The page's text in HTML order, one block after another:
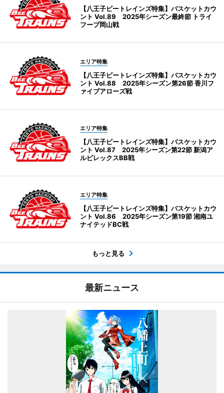
【八王子ビートレインズ特集】バスケットカウ
ント Vol.89 2025年シーズン最終節 トライ
フープ岡山戦
エリア特集
【八王子ビートレインズ特集】バスケットカウ
ント Vol.88 2025年シーズン第26節 香川フ
ァイブアローズ戦
エリア特集
【八王子ビートレインズ特集】バスケットカウ
ント Vol.87 2025年シーズン第22節 新潟ア
ルビレックスBB戦
エリア特集
【八王子ビートレインズ特集】バスケットカウ
ント Vol.86 2025年シーズン第19節 湘南ユ
ナイテッドBC戦
もっと見る
最新ニュース